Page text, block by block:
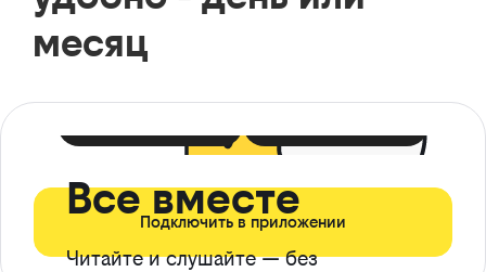
месяц
Все вместе
Читайте и слушайте — без
Подключить в приложении